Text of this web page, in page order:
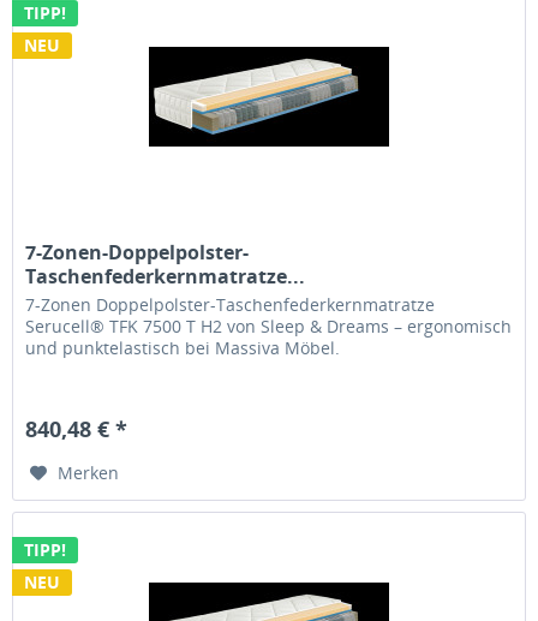
TIPP!
NEU
7-Zonen-Doppelpolster-
Taschenfederkernmatratze...
7-Zonen Doppelpolster-Taschenfederkernmatratze
Serucell® TFK 7500 T H2 von Sleep & Dreams – ergonomisch
und punktelastisch bei Massiva Möbel.
840,48 € *
Merken
TIPP!
NEU